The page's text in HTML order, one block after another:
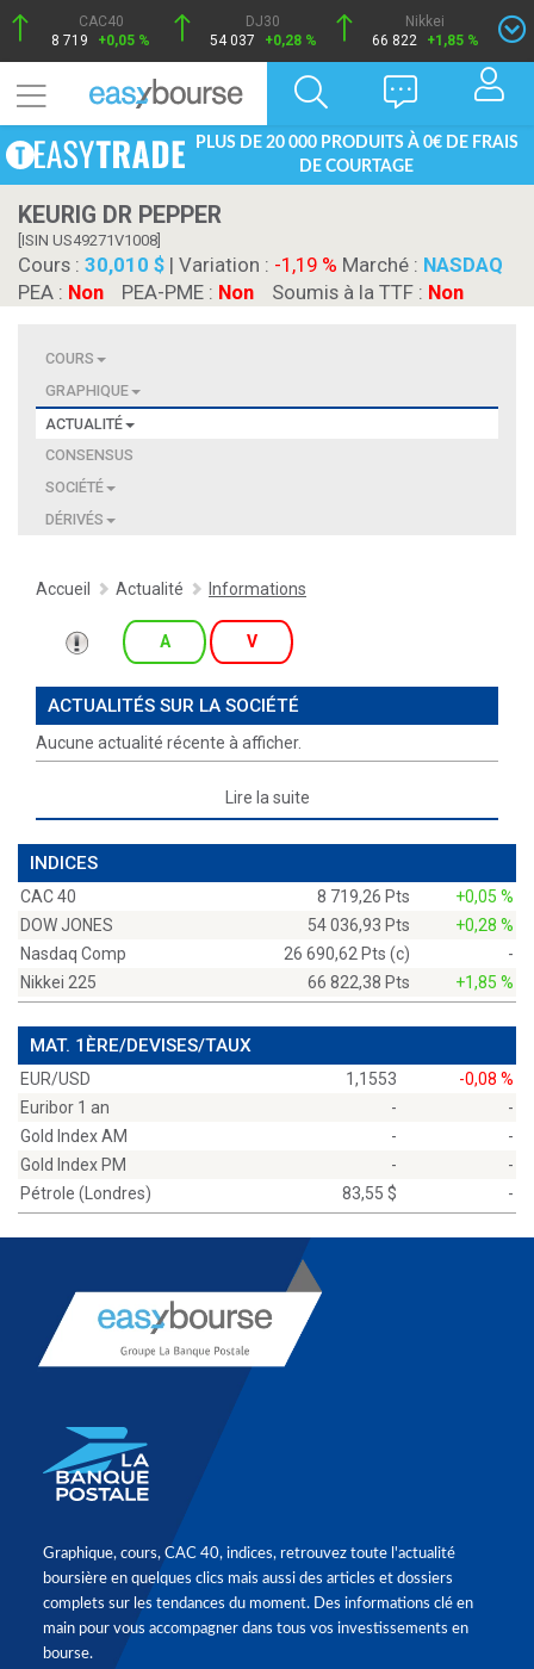
CAC40
8 719
+0,05 %
DJ30
54 037
+0,28 %
Nikkei
66 822
+1,85 %
PLUS DE 20 000 PRODUITS À 0€ DE FRAIS
DE COURTAGE
KEURIG DR PEPPER
[ISIN US49271V1008]
Cours : 30,010 $ | Variation : -1,19 % Marché : NASDAQ
PEA : Non PEA-PME : Non Soumis à la TTF : Non
COURS
GRAPHIQUE
ACTUALITÉ
CONSENSUS
SOCIÉTÉ
DÉRIVÉS
Accueil Actualité Informations
A V
ACTUALITÉS SUR LA SOCIÉTÉ
Aucune actualité récente à afficher.
Lire la suite
INDICES
CAC 40 8 719,26 Pts
+0,05 %
DOW JONES
54 036,93 Pts
+0,28 %
Nasdaq Comp
26 690,62 Pts (c)
-
Nikkei 225
66 822,38 Pts +1,85 %
MAT. 1ÈRE/DEVISES/TAUX
EUR/USD 1,1553
-0,08 %
Euribor 1 an
-
-
Gold Index AM
-
-
Gold Index PM
-
-
Pétrole (Londres)
83,55 $ -
Graphique, cours, CAC 40, indices, retrouvez toute l'actualité
boursière en quelques clics mais aussi des articles et dossiers
complets sur les tendances du moment. Des informations clé en
main pour vous accompagner dans tous vos investissements en
bourse.